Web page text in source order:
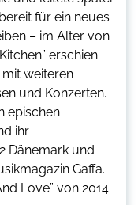
für ein neues
– im Alter von
erschien
weiteren
und Konzerten.
epischen
ihr
Dänemark und
Gaffa.
Love” von 2014.